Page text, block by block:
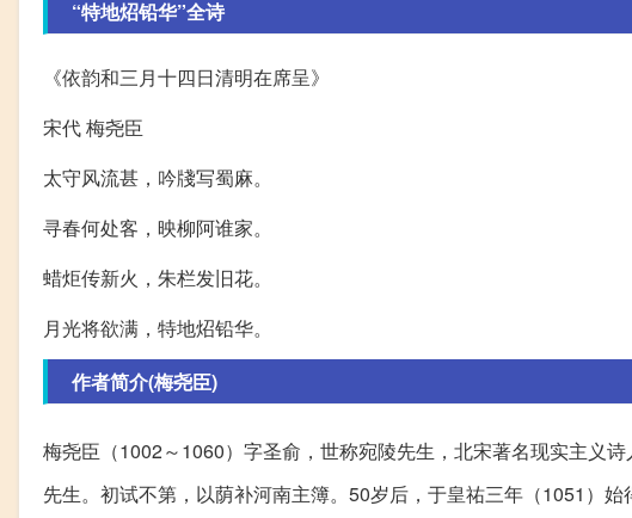
“特地炤铅华”全诗
《依韵和三月十四日清明在席呈》
宋代 梅尧臣
太守风流甚，吟牋写蜀麻。
寻春何处客，映柳阿谁家。
蜡炬传新火，朱栏发旧花。
月光将欲满，特地炤铅华。
作者简介(梅尧臣)
梅尧臣（1002～1060）字圣俞，世称宛陵先生，北宋著名现实主义诗
先生。初试不第，以荫补河南主簿。50岁后，于皇祐三年（1051）